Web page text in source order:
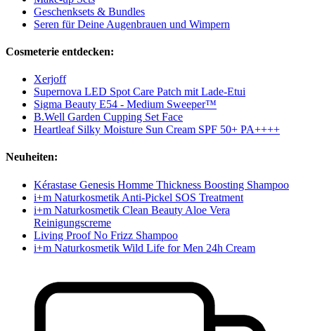
Geschenksets & Bundles
Seren für Deine Augenbrauen und Wimpern
Cosmeterie entdecken:
Xerjoff
Supernova LED Spot Care Patch mit Lade-Etui
Sigma Beauty E54 - Medium Sweeper™
B.Well Garden Cupping Set Face
Heartleaf Silky Moisture Sun Cream SPF 50+ PA++++
Neuheiten:
Kérastase Genesis Homme Thickness Boosting Shampoo
i+m Naturkosmetik Anti-Pickel SOS Treatment
i+m Naturkosmetik Clean Beauty Aloe Vera
Reinigungscreme
Living Proof No Frizz Shampoo
i+m Naturkosmetik Wild Life for Men 24h Cream